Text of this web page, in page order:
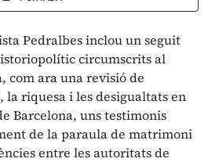
Pedralbes inclou un seguit
circumscrits al
com ara una revisió de
la riquesa i les desigualtats en
Barcelona, uns testimonis
de la paraula de matrimoni
entre les autoritats de